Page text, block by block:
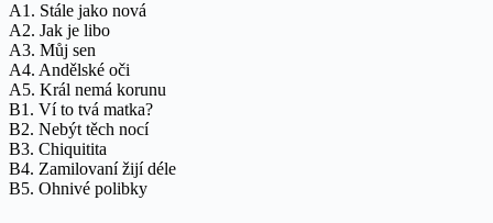
A1. Stále jako nová
A2. Jak je libo
A3. Můj sen
A4. Andělské oči
A5. Král nemá korunu
B1. Ví to tvá matka?
B2. Nebýt těch nocí
B3. Chiquitita
B4. Zamilovaní žijí déle
B5. Ohnivé polibky